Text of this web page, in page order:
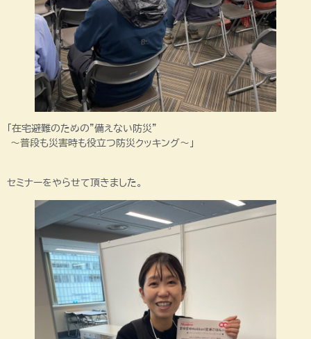
「在宅避難のための”備えない防災”
～普段も災害時も役立つ防災クッキング～」
セミナーをやらせて頂きました。